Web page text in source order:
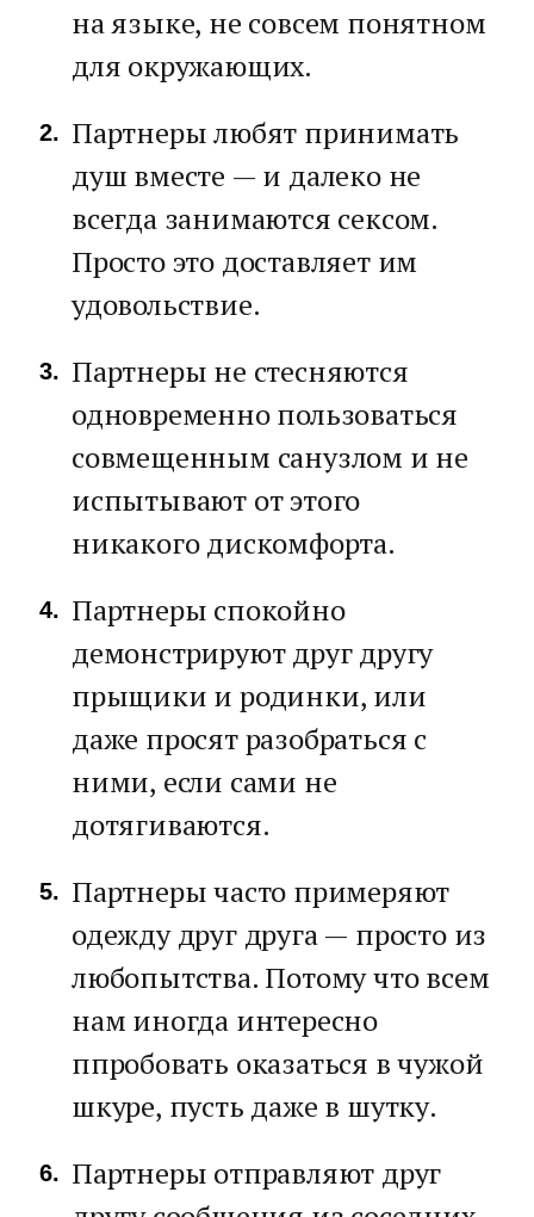
на языке, не совсем понятном
для окружающих.
Партнеры любят принимать
душ вместе — и далеко не
всегда занимаются сексом.
Просто это доставляет им
удовольствие.
Партнеры не стесняются
одновременно пользоваться
совмещенным санузлом и не
испытывают от этого
никакого дискомфорта.
Партнеры спокойно
демонстрируют друг другу
прыщики и родинки, или
даже просят разобраться с
ними, если сами не
дотягиваются.
Партнеры часто примеряют
одежду друг друга — просто из
любопытства. Потому что всем
нам иногда интересно
ппробовать оказаться в чужой
шкуре, пусть даже в шутку.
Партнеры отправляют друг